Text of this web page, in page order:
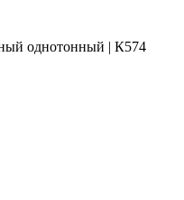
однотонный | К574